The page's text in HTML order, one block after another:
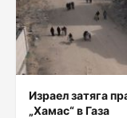
Израел затяга
„Хамас“ в Газа